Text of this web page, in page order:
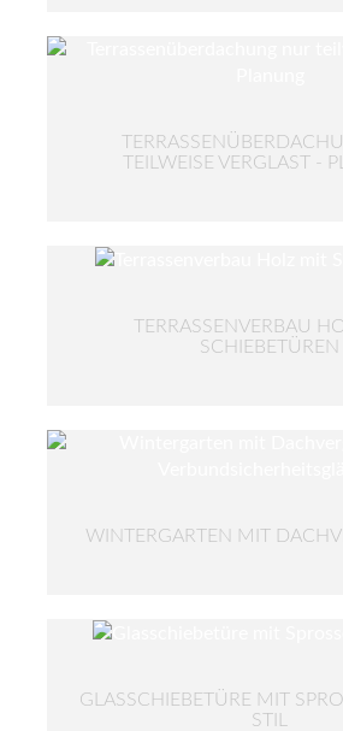
TEILWEISE VERGLAST -
TERRASSENVERBAU
SCHIEBETÜREN
WINTERGARTEN MIT
GLASSCHIEBETÜRE MIT
STIL